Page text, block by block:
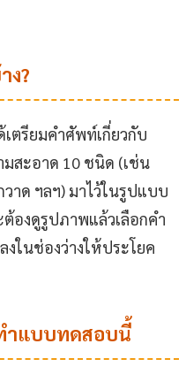
ง?
เตรียมคำศัพท์เกี่ยวกับ
สะอาด 10 ชนิด (เช่น
าด ฯลฯ) มาไว้ในรูปแบบ
องดูรูปภาพแล้วเลือกคำ
ในช่องว่างให้ประโยค
ำแบบทดสอบนี้